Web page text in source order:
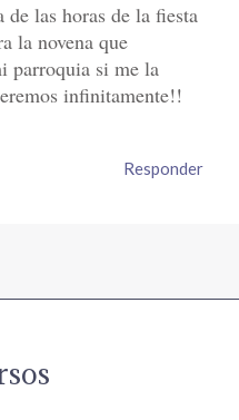
las horas de la fiesta
la novena que
parroquia si me la
infinitamente!!
Responder